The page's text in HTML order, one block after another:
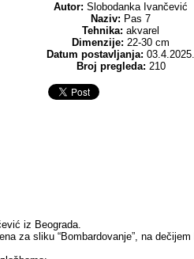
Autor: Slobodanka Ivančević
Naziv: Pas 7
Tehnika: akvarel
Dimenzije: 22-30 cm
Datum postavljanja: 03.4.2025.
Broj pregleda: 210
iz Beograda.
za sliku “Bombardovanje”, na